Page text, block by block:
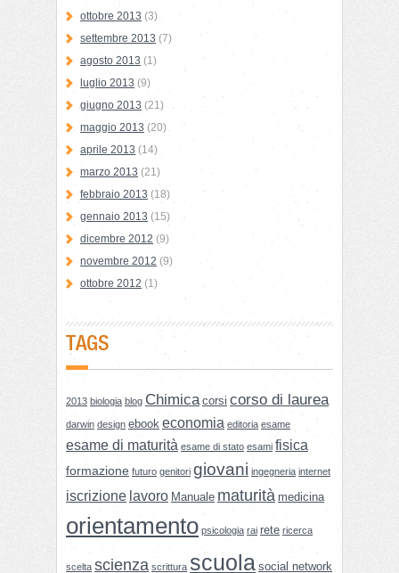
ottobre 2013 (3)
settembre 2013 (7)
agosto 2013 (1)
luglio 2013 (9)
giugno 2013 (21)
maggio 2013 (20)
aprile 2013 (14)
marzo 2013 (21)
febbraio 2013 (18)
gennaio 2013 (15)
dicembre 2012 (9)
novembre 2012 (9)
ottobre 2012 (1)
TAGS
2013 biologia blog Chimica corsi corso di laurea
darwin design ebook economia editoria esame
esame di maturità esame di stato esami fisica
formazione futuro genitori giovani ingegneria internet
iscrizione lavoro Manuale maturità medicina
orientamento psicologia rai rete ricerca
scelta scienza scrittura scuola social network